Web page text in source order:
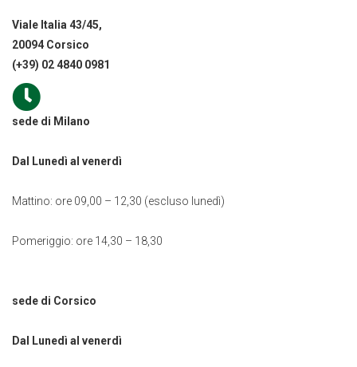
Viale Italia 43/45,
20094 Corsico
(+39) 02 4840 0981
sede di Milano
Dal Lunedì al venerdì
Mattino: ore 09,00 – 12,30 (escluso lunedì)
Pomeriggio: ore 14,30 – 18,30
sede di Corsico
Dal Lunedì al venerdì